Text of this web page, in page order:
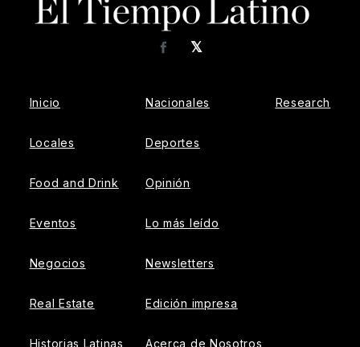
𝕏
Facebook
Inicio
Locales
Food and Drink
Eventos
Negocios
Real Estate
Historias Latinas
Nacionales
Deportes
Opinión
Lo más leído
Newsletters
Edición impresa
Acerca de Nosotros
Research